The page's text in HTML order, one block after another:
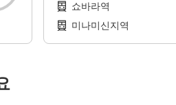
쇼바라역
미나미신지역